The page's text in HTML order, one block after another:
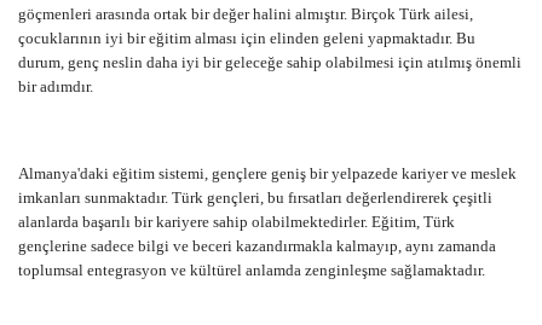
göçmenleri arasında ortak bir değer halini almıştır. Birçok Türk ailesi,
çocuklarının iyi bir eğitim alması için elinden geleni yapmaktadır. Bu
durum, genç neslin daha iyi bir geleceğe sahip olabilmesi için atılmış önemli
bir adımdır.
Almanya'daki eğitim sistemi, gençlere geniş bir yelpazede kariyer ve meslek
imkanları sunmaktadır. Türk gençleri, bu fırsatları değerlendirerek çeşitli
alanlarda başarılı bir kariyere sahip olabilmektedirler. Eğitim, Türk
gençlerine sadece bilgi ve beceri kazandırmakla kalmayıp, aynı zamanda
toplumsal entegrasyon ve kültürel anlamda zenginleşme sağlamaktadır.